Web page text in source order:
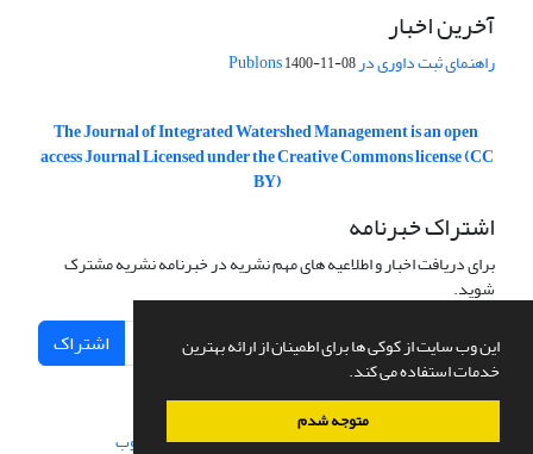
این وب سایت از کوکی ها برای اطمینان از ارائه بهترین
خدمات استفاده می کند.
متوجه شدم
آخرین اخبار
راهنمای ثبت داوری در Publons1400-11-08
The Journal of Integrated Watershed Management is an open
access Journal Licensed under the Creative Commons license (CC
BY)
اشتراک خبرنامه
برای دریافت اخبار و اطلاعیه های مهم نشریه در خبرنامه نشریه مشترک
شوید.
اشتراک
سامانه مدیریت نشریات علمی.طراحی و پیاده سازی از سیناوب